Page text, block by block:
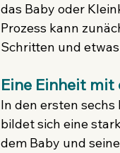
das Baby oder
Prozess kann
Schritten und
Eine Einheit mit
In den ersten
bildet sich eine
dem Baby und